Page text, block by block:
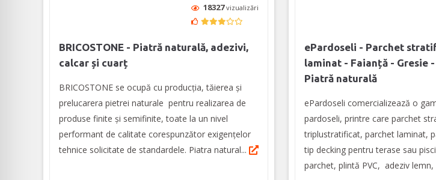
18327vizualizări
BRICOSTONE - Piatră naturală, adezivi,
calcar și cuarț
BRICOSTONE se ocupă cu producția, tăierea și
prelucarera pietrei naturale pentru realizarea de
produse finite și semifinite, toate la un nivel
performant de calitate corespunzător exigențelor
tehnice solicitate de standardele. Piatra natural...
ePardoseli - Parchet
laminat - Faianță - Gresie
Piatră naturală
ePardoseli comercializează o
pardoseli, printre care parchet
triplustratificat, parchet laminat,
tip decking pentru terase sau
parchet, plintă PVC, adeziv lemn,